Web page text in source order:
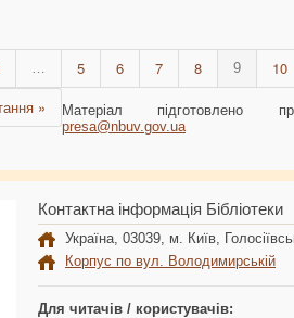
5 6 7 8 9 10
»
Матеріал підготовлено
presa@nbuv.gov.ua
Контактна інформація Бібліотеки
Україна, 03039, м. Київ,
Корпус по вул. Володимирській
Для читачів / користувачів: